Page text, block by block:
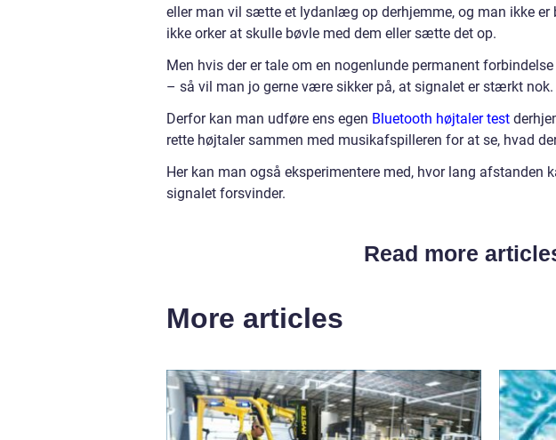
eller man vil sætte et lydanlæg op derhjemme, og man ikke er
ikke orker at skulle bøvle med dem eller sætte det op.
Men hvis der er tale om en nogenlunde permanent
– så vil man jo gerne være sikker på, at signalet er stærkt nok.
Derfor kan man udføre ens egen Bluetooth højtaler test
rette højtaler sammen med musikafspilleren for at se, hvad
Her kan man også eksperimentere med, hvor lang afstanden
signalet forsvinder.
Read more
More articles